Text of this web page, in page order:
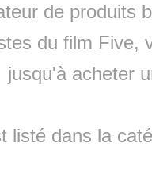
de produits
du film Five,
jusqu'à acheter
listé dans la